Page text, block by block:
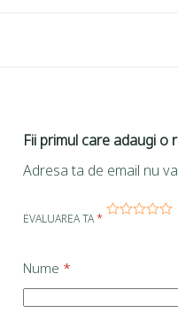
Fii primul care adaugi o
Adresa ta de email nu
EVALUAREA TA*
Nume *